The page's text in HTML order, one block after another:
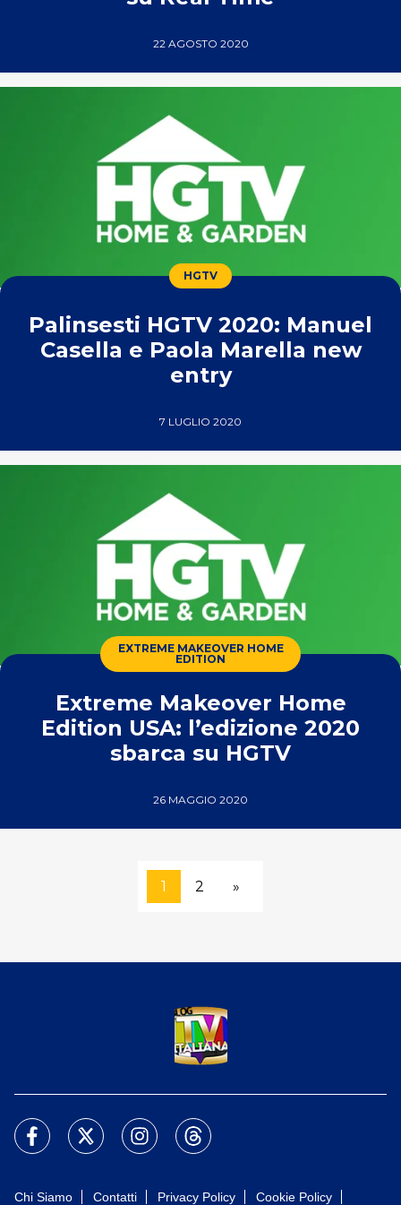
22 AGOSTO 2020
HGTV
Palinsesti HGTV 2020: Manuel
Casella e Paola Marella new
entry
7 LUGLIO 2020
EXTREME MAKEOVER HOME
EDITION
Extreme Makeover Home
Edition USA: l’edizione 2020
sbarca su HGTV
26 MAGGIO 2020
1 2 »
Chi Siamo Contatti Privacy Policy Cookie Policy